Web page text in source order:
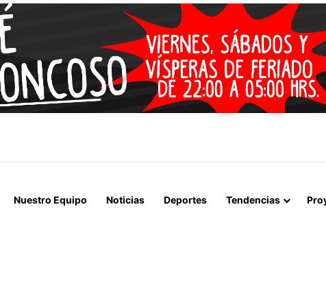
LA MUERTE, SINO LA VIDA”: LA EMOTIVA ROMERÍA AL CEMENTERIO
Nuestro Equipo Noticias Deportes Tendencias